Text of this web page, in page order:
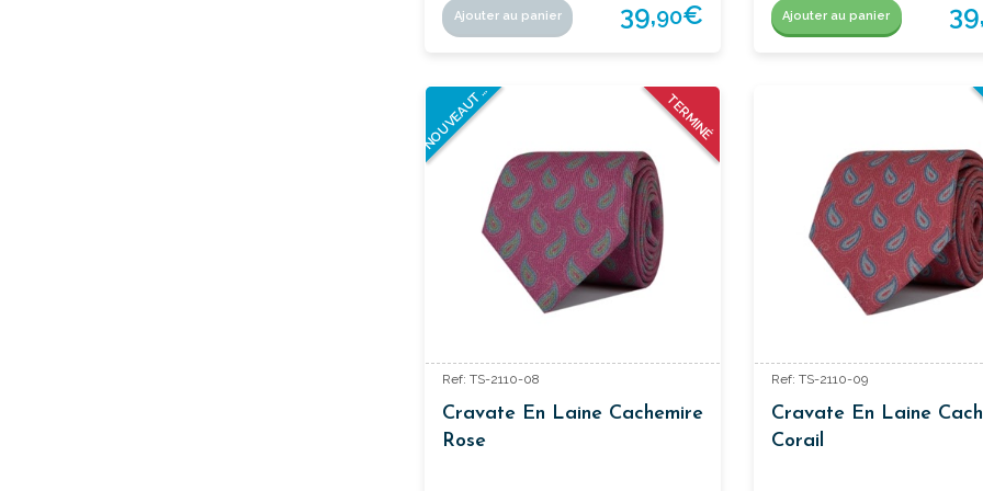
Ajouter au panier 39,90€ Ajouter au panier 39,
TERMINÉ
N
O
U
V
E
A
U
T
E
S
Ref: TS-2110-08
Cravate En Laine Cachemire
Rose
Ref: TS-2110-09
Cravate En Laine
Corail